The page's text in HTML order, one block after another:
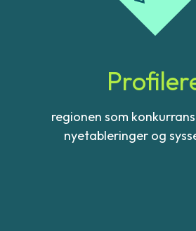
regionen som
nyetableringer og